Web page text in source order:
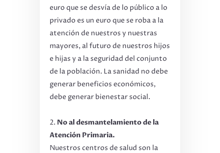
euro que se desvía de lo público a lo
privado es un euro que se roba a la
atención de nuestros y nuestras
mayores, al futuro de nuestros hijos
e hijas y a la seguridad del conjunto
de la población. La sanidad no debe
generar beneficios económicos,
debe generar bienestar social.
No al desmantelamiento de la
Atención Primaria.
Nuestros centros de salud son la